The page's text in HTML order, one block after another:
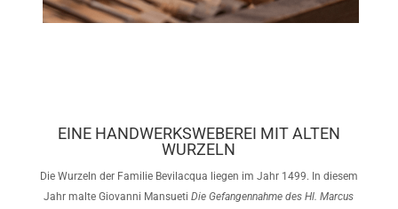
EINE HANDWERKSWEBEREI MIT ALTEN
WURZELN
Die Wurzeln der Familie Bevilacqua liegen im Jahr 1499. In diesem
Jahr malte Giovanni MansuetiDie Gefangennahme des Hl. Marcus